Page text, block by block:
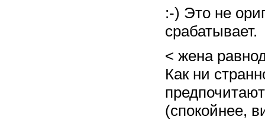
:-) Это не
срабатывает.
< жена
Как ни
(спокойнее,